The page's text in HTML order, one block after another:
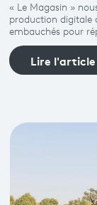
« Le Magasin »
production digitale
embauchés pour
Lire l'article